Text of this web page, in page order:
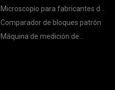
Microscopio para fabricantes de
herramientas
Comparador de bloques patrón
Máquina de medición de